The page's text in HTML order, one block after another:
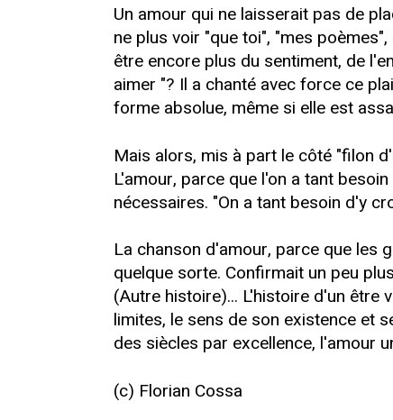
Un amour qui ne laisserait pas de
ne plus voir "que toi", "mes
être encore plus du sentiment, de
aimer "? Il a chanté avec force ce
forme absolue, même si elle est
Mais alors, mis à part le côté "filon
L'amour, parce que l'on a tant
nécessaires. "On a tant besoin d'y
La chanson d'amour, parce que les
quelque sorte. Confirmait un peu
(Autre histoire)... L'histoire d'un être
limites, le sens de son existence et
des siècles par excellence, l'amour
(c) Florian Cossa